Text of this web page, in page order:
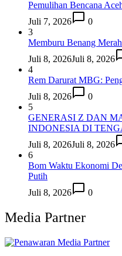
Pemulihan Bencana
Juli 7, 2026
0
3
Memburu Benang
Juli 8, 2026Juli 8, 2026
4
Rem Darurat MBG:
Juli 8, 2026
0
5
GENERASI Z DAN
INDONESIA DI
Juli 8, 2026Juli 8, 2026
6
Bom Waktu Ekonomi
Putih
Juli 8, 2026
0
Media Partner